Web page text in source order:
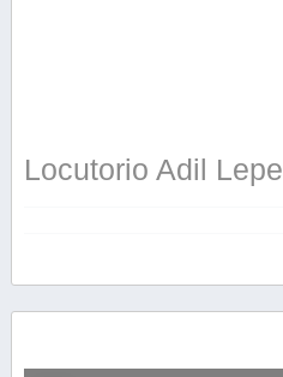
Locutorio Adil Lepe